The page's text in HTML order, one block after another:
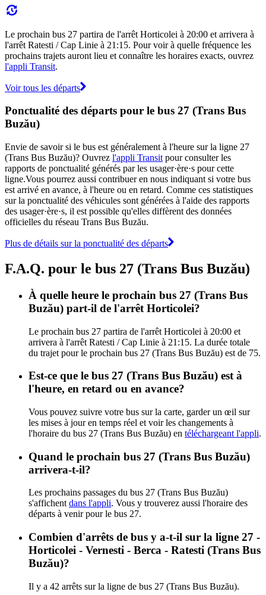
Le prochain bus 27 partira de l'arrêt Horticolei à 20:00 et arrivera à
l'arrêt Ratesti / Cap Linie à 21:15. Pour voir à quelle fréquence les
prochains trajets auront lieu et connaître les horaires exacts, ouvrez
l'appli Transit.
Voir tous les départs
Ponctualité des départs pour le bus 27 (Trans Bus
Buzău)
Envie de savoir si le bus est généralement à l'heure sur la ligne 27
(Trans Bus Buzău)? Ouvrez l'appli Transit pour consulter les
rapports de ponctualité générés par les usager·ère·s pour cette
ligne.Vous pourrez aussi contribuer en nous indiquant si votre bus
est arrivé en avance, à l'heure ou en retard. Comme ces statistiques
sur la ponctualité des véhicules sont générées à l'aide des rapports
des usager·ère·s, il est possible qu'elles diffèrent des données
officielles du réseau Trans Bus Buzău.
Plus de détails sur la ponctualité des départs
F.A.Q. pour le bus 27 (Trans Bus Buzău)
À quelle heure le prochain bus 27 (Trans Bus
Buzău) part-il de l'arrêt Horticolei?
Le prochain bus 27 partira de l'arrêt Horticolei à 20:00 et
arrivera à l'arrêt Ratesti / Cap Linie à 21:15. La durée totale
du trajet pour le prochain bus 27 (Trans Bus Buzău) est de 75.
Est-ce que le bus 27 (Trans Bus Buzău) est à
l'heure, en retard ou en avance?
Vous pouvez suivre votre bus sur la carte, garder un œil sur
les mises à jour en temps réel et voir les changements à
l'horaire du bus 27 (Trans Bus Buzău) en téléchargeant l'appli.
Quand le prochain bus 27 (Trans Bus Buzău)
arrivera-t-il?
Les prochains passages du bus 27 (Trans Bus Buzău)
s'affichent dans l'appli. Vous y trouverez aussi l'horaire des
départs à venir pour le bus 27.
Combien d'arrêts de bus y a-t-il sur la ligne 27 -
Horticolei - Vernesti - Berca - Ratesti (Trans Bus
Buzău)?
Il y a 42 arrêts sur la ligne de bus 27 (Trans Bus Buzău).